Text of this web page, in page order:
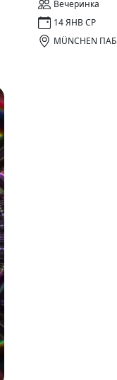
Вечеринка
14 ЯНВ СР
MÜNCHEN ПАБ